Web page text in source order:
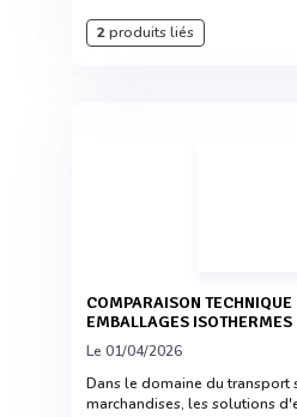
2produits liés
COMPARAISON TECHNIQUE DES CAISSONS ET
EMBALLAGES
Le 01/04/2026
Dans le domaine du transport
marchandises, les solutions